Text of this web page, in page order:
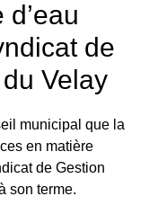
de
Velay
municipal que la
en matière
de Gestion
son terme.